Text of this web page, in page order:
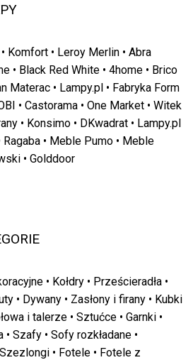
• Komfort • Leroy Merlin • Abra
• Black Red White • 4home • Brico
Materac • Lampy.pl • Fabryka Form
• Castorama • One Market • Witek
• Konsimo • DKwadrat • Lampy.pl
Ragaba • Meble Pumo • Meble
• Golddoor
• Kołdry • Prześcieradła •
• Dywany • Zasłony i firany • Kubki
i talerze • Sztućce • Garnki •
• Szafy • Sofy rozkładane •
Szezlongi • Fotele • Fotele z